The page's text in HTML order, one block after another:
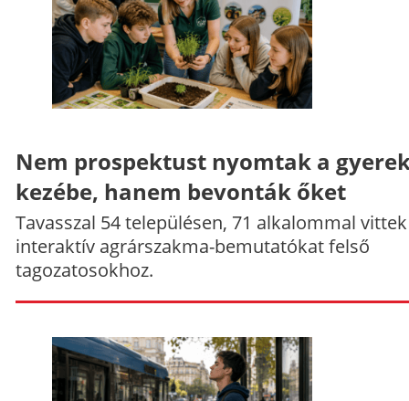
Nem prospektust nyomtak a
kezébe, hanem bevonták őket
Tavasszal 54 településen, 71 alkalommal vittek
interaktív agrárszakma-bemutatókat felső
tagozatosokhoz.